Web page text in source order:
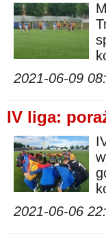
2021-06-09
IV liga:
2021-06-06